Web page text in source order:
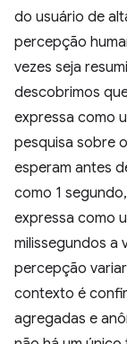
do usuário de
percepção
vezes seja
descobrimos
expressa como
pesquisa sobre
esperam antes
como 1
expressa como
milissegundos a
percepção
contexto é
agregadas e